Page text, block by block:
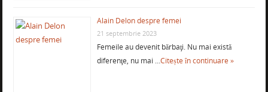
Alain Delon despre femei
21 septembrie 2023
Femeile au devenit bărbaţi. Nu mai există
diferenţe, nu mai …Citește în continuare »